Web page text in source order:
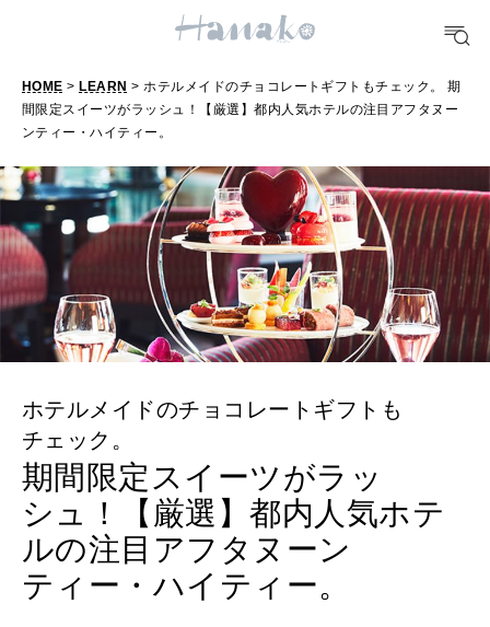
TRAVEL
[12星座別] Weekly Holoscope
[12星座別] Monthly Love Holoscope
女神まり愛のタロットメッセージ
HEALTH
自分にやさしく
LEARN
MAMA
ママもいろいろ
SUSTAINABLE
わたしができること
HOME > LEARN > ホテルメイドのチョコレートギフトもチェック。 期
間限定スイーツがラッシュ！【厳選】都内人気ホテルの注目アフタヌー
ンティー・ハイティー。
ホテルメイドのチョコレートギフトも
チェック。
期間限定スイーツがラッ
シュ！【厳選】都内人気ホテ
ルの注目アフタヌーン
ティー・ハイティー。